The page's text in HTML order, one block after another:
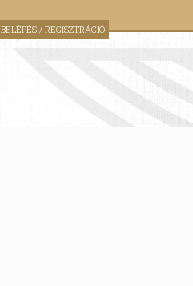
BELÉPÉS / REGISZTRÁCIÓ